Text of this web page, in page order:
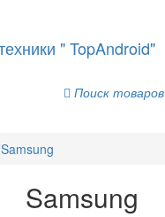
Поиск товаров
Samsung
Samsung